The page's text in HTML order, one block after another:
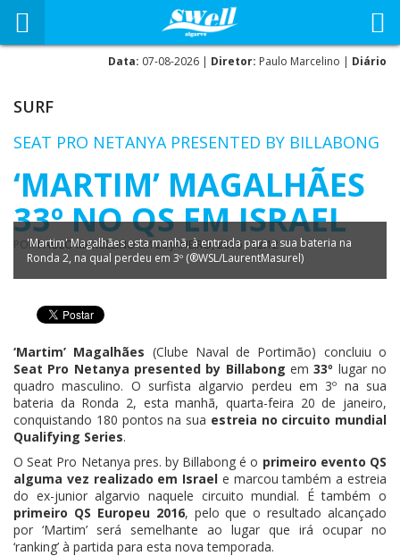
Data: 07-08-2026 | Diretor: Paulo Marcelino | Diário
SURF
SEAT PRO NETANYA PRESENTED BY BILLABONG
‘MARTIM’ MAGALHÃES
33º NO QS EM ISRAEL
PORPAULO MARCELINOEM20 JANEIRO, 2016 - 12:12
'Martim' Magalhães esta manhã, à entrada para a sua bateria na
Ronda 2, na qual perdeu em 3º (®WSL/LaurentMasurel)
‘Martim’ Magalhães (Clube Naval de Portimão) concluiu o
Seat Pro Netanya presented by Billabong em33º lugar no
quadro masculino. O surfista algarvio perdeu em 3º na sua
bateria da Ronda 2, esta manhã, quarta-feira 20 de janeiro,
conquistando 180 pontos na sua estreia no circuito mundial
Qualifying Series.
O Seat Pro Netanya pres. by Billabong é o primeiro evento QS
alguma vez realizado em Israel e marcou também a estreia
do ex-junior algarvio naquele circuito mundial. É também o
primeiro QS Europeu 2016, pelo que o resultado alcançado
por ‘Martim’ será semelhante ao lugar que irá ocupar no
‘ranking’ à partida para esta nova temporada.